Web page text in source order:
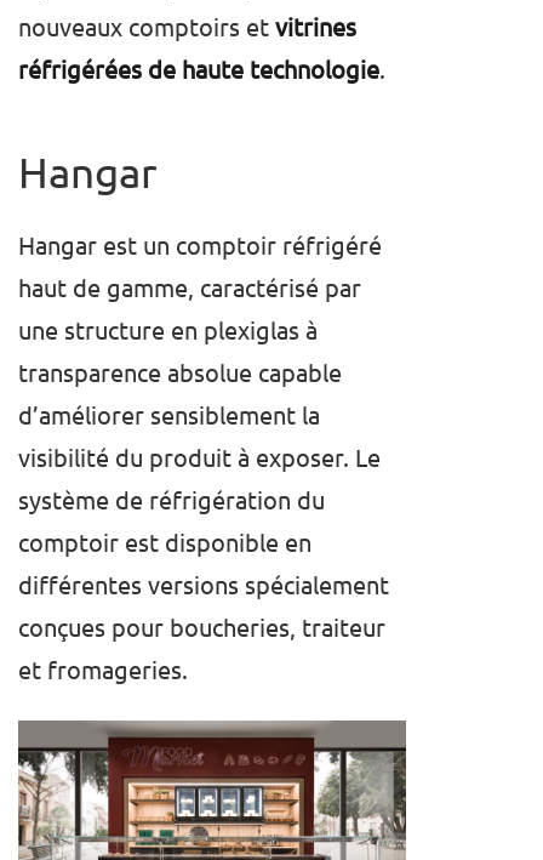
nouveaux comptoirs et vitrines
réfrigérées de haute technologie.
Hangar
Hangar est un comptoir réfrigéré
haut de gamme, caractérisé par
une structure en plexiglas à
transparence absolue capable
d’améliorer sensiblement la
visibilité du produit à exposer. Le
système de réfrigération du
comptoir est disponible en
différentes versions spécialement
conçues pour boucheries, traiteur
et fromageries.